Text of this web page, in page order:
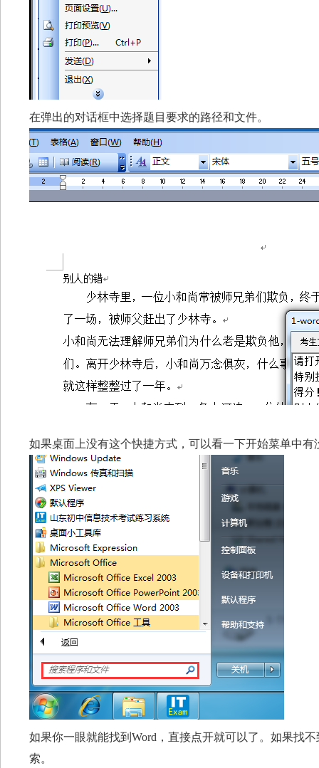
在弹出的对话框中选择题目要求的路径和文件。
如果桌面上没有这个快捷方式，可以看一下开始菜单中有
如果你一眼就能找到Word，直接点开就可以了。如果找
索。